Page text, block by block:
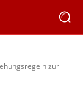
zur